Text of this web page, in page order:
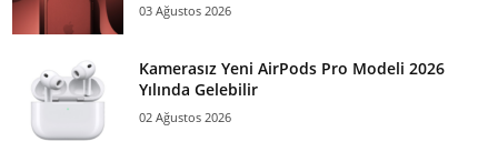
03 Ağustos 2026
Kamerasız Yeni AirPods Pro Modeli 2026
Yılında Gelebilir
02 Ağustos 2026